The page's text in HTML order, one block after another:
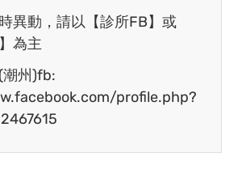
異動，請以【診所FB】或
為主
潮州)fb:
profile.php?